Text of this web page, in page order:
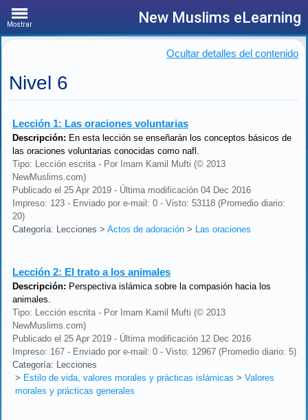
Mostrar New Muslims eLearning
Ocultar detalles del contenido
Nivel 6
Lección 1: Las oraciones voluntarias
Descripción: En esta lección se enseñarán los conceptos básicos de
las oraciones voluntarias conocidas como nafl.
Tipo: Lección escrita - Por Imam Kamil Mufti (© 2013
NewMuslims.com)
Publicado el 25 Apr 2019 - Última modificación 04 Dec 2016
Impreso: 123 - Enviado por e-mail: 0 - Visto: 53118 (Promedio diario:
20)
Categoría: Lecciones > Actos de adoración > Las oraciones
Lección 2: El trato a los animales
Descripción: Perspectiva islámica sobre la compasión hacia los
animales.
Tipo: Lección escrita - Por Imam Kamil Mufti (© 2013
NewMuslims.com)
Publicado el 25 Apr 2019 - Última modificación 12 Dec 2016
Impreso: 167 - Enviado por e-mail: 0 - Visto: 12967 (Promedio diario: 5)
Categoría: Lecciones
> Estilo de vida, valores morales y prácticas islámicas > Valores
morales y prácticas generales